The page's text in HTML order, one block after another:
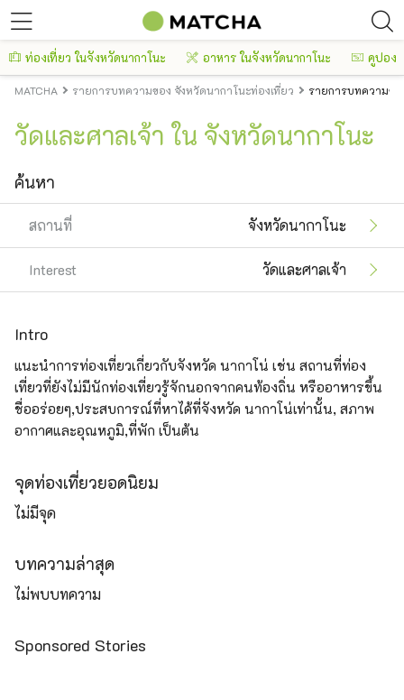
ท่องเที่ยว ในจังหวัดนากาโนะ อาหาร ในจังหวัดนากาโนะ คูปอง
MATCHA รายการบทความของ จังหวัดนากาโนะท่องเที่ยว รายการบทความขอ
วัดและศาลเจ้า ใน จังหวัดนากาโนะ
ค้นหา
สถานที่ จังหวัดนากาโนะ
Interest วัดและศาลเจ้า
Intro
แนะนำการท่องเที่ยวเกี่ยวกับจังหวัด นากาโน่ เช่น สถานที่ท่อง
เที่ยวที่ยังไม่มีนักท่องเที่ยวรู้จักนอกจากคนท้องถิ่น หรืออาหารขึ้น
ชื่ออร่อยๆ,ประสบการณ์ที่หาได้ที่จังหวัด นากาโน่เท่านั้น, สภาพ
อากาศและอุณหภูมิ,ที่พัก เป็นต้น
จุดท่องเที่ยวยอดนิยม
ไม่มีจุด
บทความล่าสุด
ไม่พบบทความ
Sponsored Stories